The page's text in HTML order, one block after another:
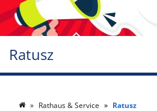
Ratusz
Rathaus & Service Ratusz